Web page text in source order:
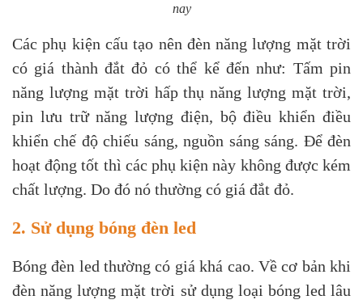
nay
Các phụ kiện cấu tạo nên đèn năng lượng mặt trời
có giá thành đắt đỏ có thể kể đến như: Tấm pin
năng lượng mặt trời hấp thụ năng lượng mặt trời,
pin lưu trữ năng lượng điện, bộ điều khiển điều
khiển chế độ chiếu sáng, nguồn sáng sáng. Để đèn
hoạt động tốt thì các phụ kiện này không được kém
chất lượng. Do đó nó thường có giá đắt đỏ.
2. Sử dụng bóng đèn led
Bóng đèn led thường có giá khá cao. Về cơ bản khi
đèn năng lượng mặt trời sử dụng loại bóng led lâu